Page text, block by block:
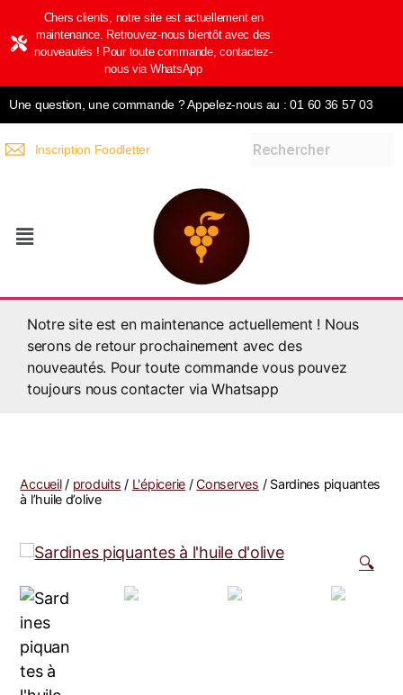
Chers clients, notre site est actuellement en
maintenance. Retrouvez-nous bientôt avec des
nouveautés ! Pour toute commande, contactez-
nous via WhatsApp
Une question, une commande ? Appelez-nous au : 01 60 36 57 03
Inscription Foodletter
Notre site est en maintenance actuellement ! Nous
serons de retour prochainement avec des
nouveautés. Pour toute commande vous pouvez
toujours nous contacter via Whatsapp
Accueil/ produits / L'épicerie /Conserves / Sardines piquantes
à l’huile d’olive
🔍